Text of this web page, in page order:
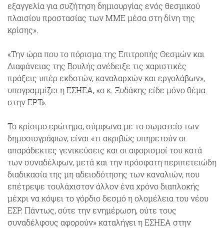
εξαγγελία για συζήτηση δημιουργίας ενός θεσμικού
πλαισίου προστασίας των ΜΜΕ μέσα στη δίνη της
κρίσης».
«Την ώρα που το πόρισμα της Επιτροπής Θεσμών και
Διαφάνειας της Βουλής ανέδειξε τις χαριστικές
πράξεις υπέρ εκδοτών, καναλαρχών και εργολάβων»,
υπογραμμίζει η ΕΣΗΕΑ, «ο κ. Ξυδάκης είδε μόνο θέμα
στην ΕΡΤ».
Το κρίσιμο ερώτημα, σύμφωνα με το σωματείο των
δημοσιογράφων, είναι «τι ακριβώς υπηρετούν οι
απαράδεκτες γενικεύσεις και οι αφορισμοί του κατά
των συναδέλφων, μετά και την πρόσφατη περιπετειώδη
διαδικασία της μη αδειοδότησης των καναλιών, που
επέτρεψε τουλάχιστον άλλον ένα χρόνο διαπλοκής
μέχρι να κόψει το γόρδιο δεσμό η ολομέλεια του νέου
ΕΣΡ. Πάντως, ούτε την ενημέρωση, ούτε τους
συναδέλφους αφορούν» καταλήγει η ΕΣΗΕΑ στην